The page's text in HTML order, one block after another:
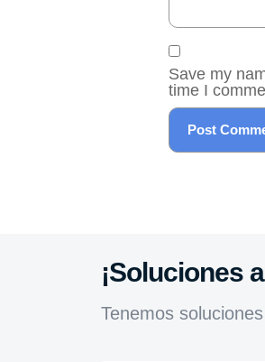
Save my
time I
¡Soluciones
Tenemos